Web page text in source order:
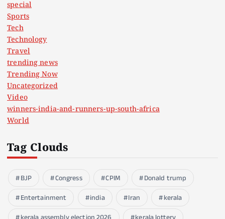
special
Sports
Tech
Technology
Travel
trending news
Trending Now
Uncategorized
Video
winners-india-and-runners-up-south-africa
World
Tag Clouds
BJP Congress CPIM
Donald trump
Entertainment
india Iran
kerala